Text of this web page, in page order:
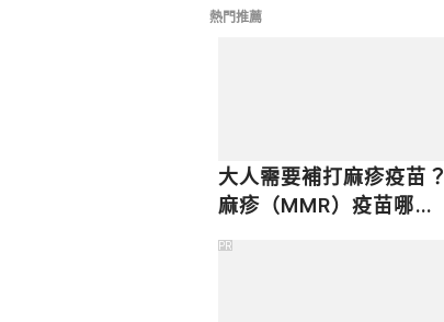
熱門推薦
大人需要補打麻疹疫苗？
麻疹（MMR）疫苗哪裡
PR